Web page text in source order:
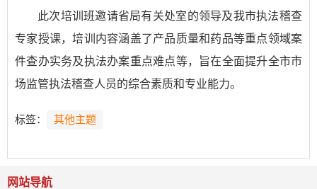
此次培训班邀请省局有关处室的领导及我市执法稽查
专家授课，培训内容涵盖了产品质量和药品等重点领域案
件查办实务及执法办案重点难点等，旨在全面提升全市市
场监管执法稽查人员的综合素质和专业能力。
标签： 其他主题
网站导航